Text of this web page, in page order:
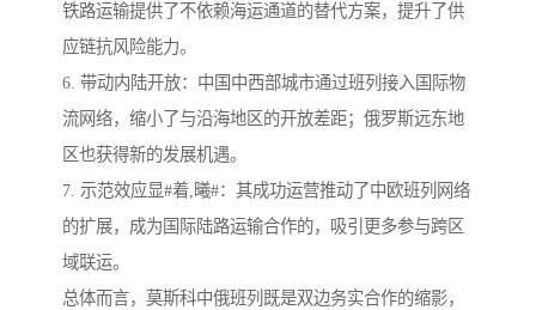
铁路运输提供了不依赖海运通道的替代方案，提升了供
应链抗风险能力。
6. 带动内陆开放：中国中西部城市通过班列接入国际物
流网络，缩小了与沿海地区的开放差距；俄罗斯远东地
区也获得新的发展机遇。
7. 示范效应显#着,曦#：其成功运营推动了中欧班列网络
的扩展，成为国际陆路运输合作的，吸引更多参与跨区
域联运。
总体而言，莫斯科中俄班列既是双边务实合作的缩影，